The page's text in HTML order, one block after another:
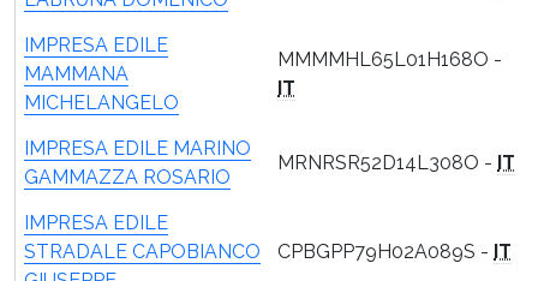
IMPRESA EDILE
MAMMANA
MICHELANGELO
MMMMHL65L01H168O -
IT
IMPRESA EDILE MARINO
GAMMAZZA ROSARIO
MRNRSR52D14L308O - IT
IMPRESA EDILE
STRADALE CAPOBIANCO
CPBGPP79H02A089S - IT